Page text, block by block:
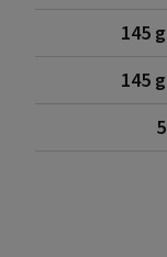
145 g
145 g
5